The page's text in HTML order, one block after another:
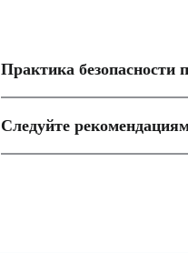
Практика безопасности
Следуйте